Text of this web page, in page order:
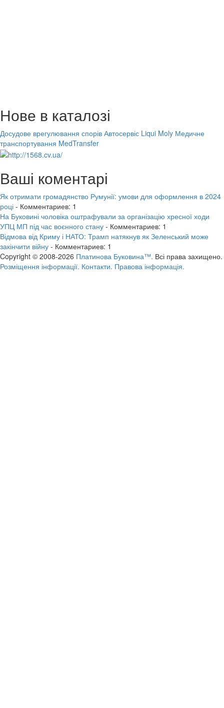
Нове в каталозі
Досудове врегулювання спорів Автосервіс Liqui Moly Медичне
транспортування MedTransfer
Ваші коментарі
Як отримати громадянство Румунії: умови для оформлення в 2024
році - Комментариев: 1
На Буковині чоловіка оштрафували за організацію хресної ходи
УПЦ МП під час воєнного стану - Комментариев: 1
Відмова від Криму і НАТО: Трамп натякнув як Зеленський може
закінчити війну - Комментариев: 1
Copyright © 2008-2026 Платинова Буковина™. Всі права захищено.
Розміщення інформації. Контакти. Правова інформація.